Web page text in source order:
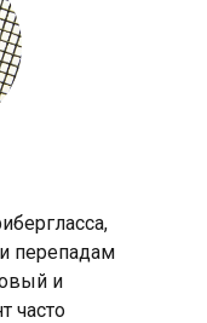
перепадам
и
часто